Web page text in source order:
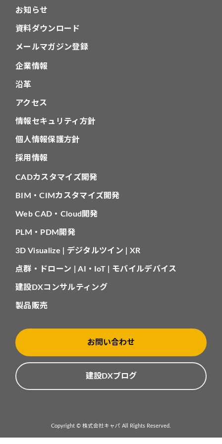
お知らせ
資料ダウンロード
メールマガジン登録
企業情報
沿革
アクセス
情報セキュリティ方針
個人情報保護方針
採用情報
CADカスタマイズ開発
BIM・CIMカスタマイズ開発
Web CAD・Cloud開発
PLM・PDM開発
3D Visualize | デジタルツイン | XR
点群・ドローン | AI・IoT | モバイルデバイス
建設DXコンサルティング
製品販売
お問い合わせ
建設DXブログ
Copyright © 株式会社キャパ All Rights Reserved.